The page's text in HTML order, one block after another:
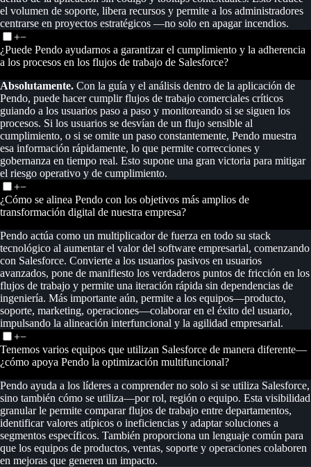
el volumen de soporte, libera recursos y permite a los administradores
centrarse en proyectos estratégicos —no solo en apagar incendios.
+−
¿Puede Pendo ayudarnos a garantizar el cumplimiento y la adherencia
a los procesos en los flujos de trabajo de Salesforce?
Absolutamente. Con la guía y el análisis dentro de la aplicación de
Pendo, puede hacer cumplir flujos de trabajo comerciales críticos
guiando a los usuarios paso a paso y monitoreando si se siguen los
procesos. Si los usuarios se desvían de un flujo sensible al
cumplimiento, o si se omite un paso constantemente, Pendo muestra
esa información rápidamente, lo que permite correcciones y
gobernanza en tiempo real. Esto supone una gran victoria para mitigar
el riesgo operativo y de cumplimiento.
+−
¿Cómo se alinea Pendo con los objetivos más amplios de
transformación digital de nuestra empresa?
Pendo actúa como un multiplicador de fuerza en todo su stack
tecnológico al aumentar el valor del software empresarial, comenzando
con Salesforce. Convierte a los usuarios pasivos en usuarios
avanzados, pone de manifiesto los verdaderos puntos de fricción en los
flujos de trabajo y permite una iteración rápida sin dependencias de
ingeniería. Más importante aún, permite a los equipos—producto,
soporte, marketing, operaciones—colaborar en el éxito del usuario,
impulsando la alineación interfuncional y la agilidad empresarial.
+−
Tenemos varios equipos que utilizan Salesforce de manera diferente—
¿cómo apoya Pendo la optimización multifuncional?
Pendo ayuda a los líderes a comprender no solo si se utiliza Salesforce,
sino también cómo se utiliza—por rol, región o equipo. Esta visibilidad
granular le permite comparar flujos de trabajo entre departamentos,
identificar valores atípicos o ineficiencias y adaptar soluciones a
segmentos específicos. También proporciona un lenguaje común para
que los equipos de productos, ventas, soporte y operaciones colaboren
en mejoras que generen un impacto.